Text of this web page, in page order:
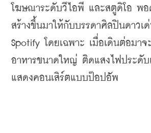
โฆษณาระดับวีไอพี และสตูดิโอ พอ
สร้างขึ้นมาให้กับบรรดาศิลปินดาวเ
Spotify
โดยเฉพาะ เมื่อเดินต่อมา
อาหารขนาดใหญ่ ติดแสงไฟประดับ
แสดงคอนเสิร์ตแบบป๊อปอัพ